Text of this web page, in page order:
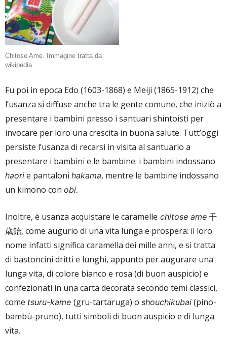
Chitose Ame. Immagine tratta da
wikipedia
Fu poi in epoca Edo (1603-1868) e Meiji (1865-1912) che
l’usanza si diffuse anche tra le gente comune, che iniziò a
presentare i bambini presso i santuari shintoisti per
invocare per loro una crescita in buona salute. Tutt’oggi
persiste l’usanza di recarsi in visita al santuario a
presentare i bambini e le bambine: i bambini indossano
haori e pantaloni hakama, mentre le bambine indossano
un kimono con obi.
Inoltre, è usanza acquistare le caramelle chitose ame 千
歳飴, come augurio di una vita lunga e prospera: il loro
nome infatti significa caramella dei mille anni, e si tratta
di bastoncini dritti e lunghi, appunto per augurare una
lunga vita, di colore bianco e rosa (di buon auspicio) e
confezionati in una carta decorata secondo temi classici,
come tsuru-kame (gru-tartaruga) o shouchikubai (pino-
bambù-pruno), tutti simboli di buon auspicio e di lunga
vita.